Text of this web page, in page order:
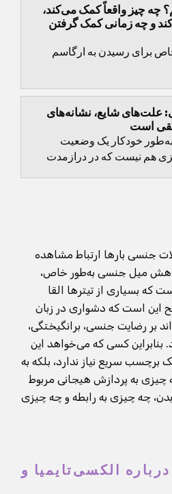
چه چیز واقعاً کمک می‌کند،
و چه زمانی کمک گرفتن
برای رسیدن به ارگاسم
علت‌های شایع، نشانه‌های
است
خودکار یک وضعیت
هم نیست که در درازمدت
جنسی بارها ارتباط مشاهده
میل جنسی به‌طور خاص،
که بسیاری از تیترها القا
این است که دشواری در زبان
بر رضایت جنسی، برانگیختگی،
بنابراین کسی که می‌خواهد این
سریع نیاز ندارد، بلکه به
چیزی به پردازش هیجانی مربوط
چه چیزی به رابطه و چه چیزی
الکسی‌تایمیا و